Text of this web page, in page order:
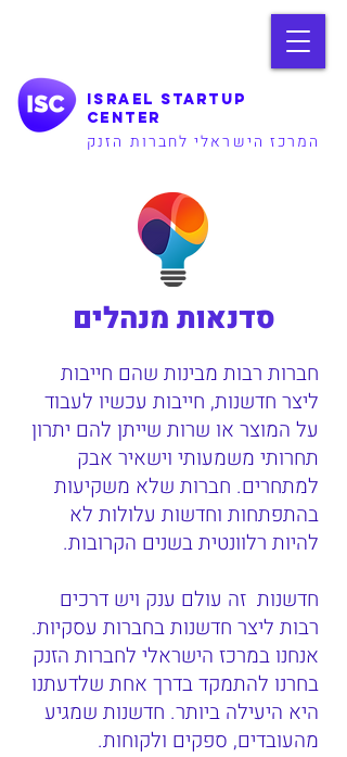
Israel Startup
Center
המרכז הישראלי לחברות הזנק
סדנאות מנהלים
חברות רבות מבינות שהם חייבות
ליצר חדשנות, חייבות עכשיו לעבוד
על המוצר או שרות שייתן להם יתרון
תחרותי משמעותי וישאיר אבק
למתחרים. חברות שלא משקיעות
בהתפתחות וחדשות עלולות לא
להיות רלוונטית בשנים הקרובות.
חדשנות זה עולם ענק ויש דרכים
רבות ליצר חדשנות בחברות עסקיות.
אנחנו במרכז הישראלי לחברות הזנק
בחרנו להתמקד בדרך אחת שלדעתנו
היא היעילה ביותר. חדשנות שמגיע
מהעובדים, ספקים ולקוחות.